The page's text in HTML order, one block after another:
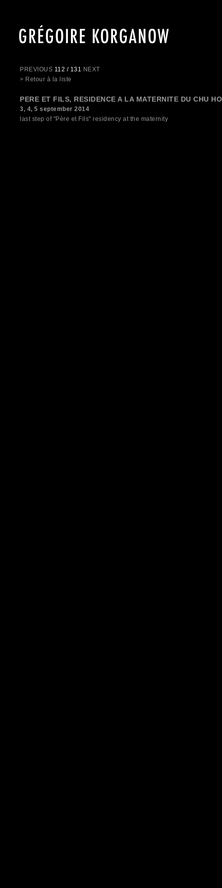
GRÉGOIRE KORGANOW
PREVIOUS 112 / 131 NEXT
> Retour à la liste
PERE ET FILS, RESIDENCE A LA MATERNITE DU CHU
3, 4, 5 september 2014
last step of "Père et Fils" residency at the maternity